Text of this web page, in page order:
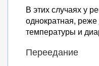
В этих случаях у
однократная, реже
температуры и
Переедание